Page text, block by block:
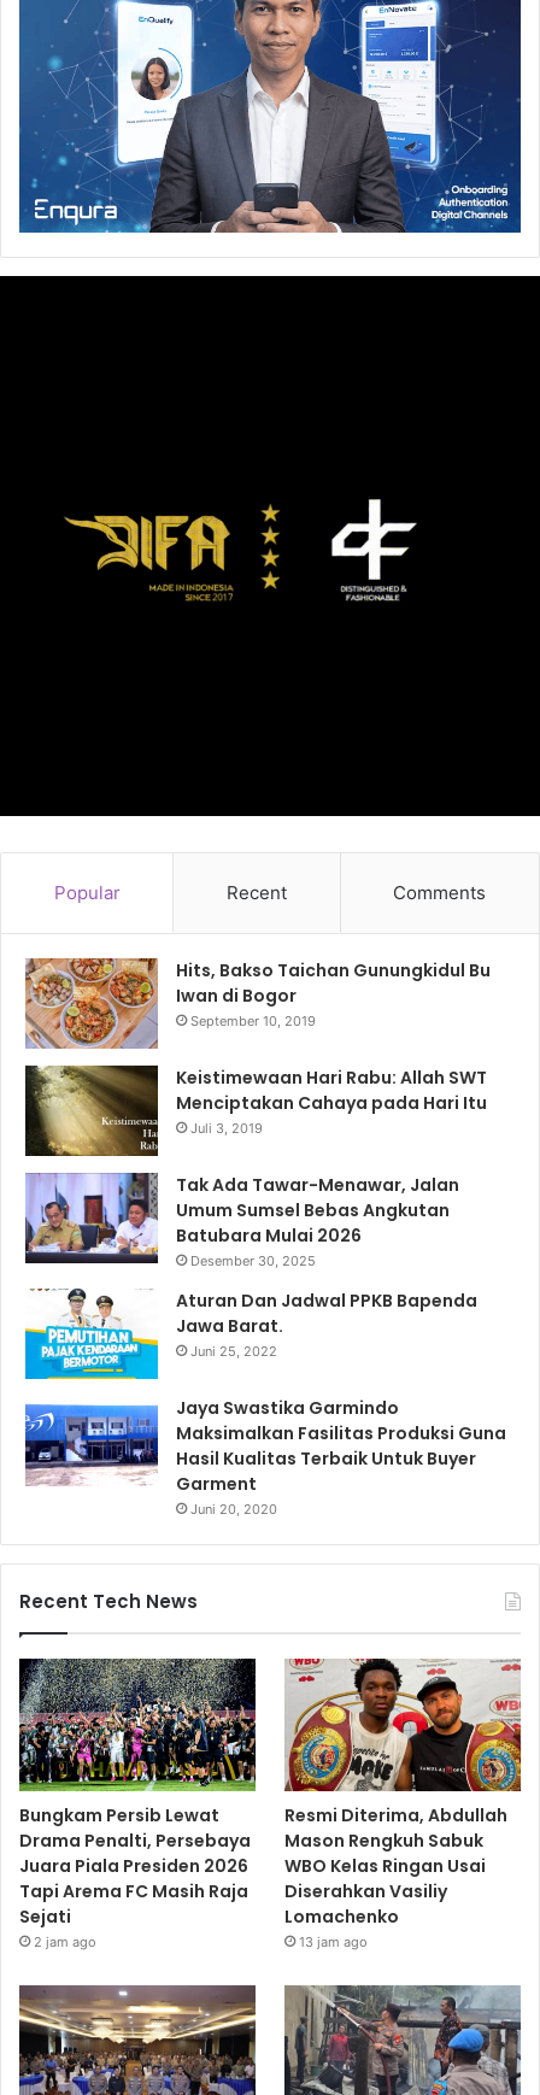
Popular Recent Comments
Hits, Bakso Taichan Gunungkidul Bu
Iwan di Bogor
September 10, 2019
Keistimewaan Hari Rabu: Allah SWT
Menciptakan Cahaya pada Hari Itu
Juli 3, 2019
Tak Ada Tawar-Menawar, Jalan
Umum Sumsel Bebas Angkutan
Batubara Mulai 2026
Desember 30, 2025
Aturan Dan Jadwal PPKB Bapenda
Jawa Barat.
Juni 25, 2022
Jaya Swastika Garmindo
Maksimalkan Fasilitas Produksi Guna
Hasil Kualitas Terbaik Untuk Buyer
Garment
Juni 20, 2020
Recent Tech News
Bungkam Persib Lewat
Drama Penalti, Persebaya
Juara Piala Presiden 2026
Tapi Arema FC Masih Raja
Sejati
2 jam ago
Resmi Diterima, Abdullah
Mason Rengkuh Sabuk
WBO Kelas Ringan Usai
Diserahkan Vasiliy
Lomachenko
13 jam ago